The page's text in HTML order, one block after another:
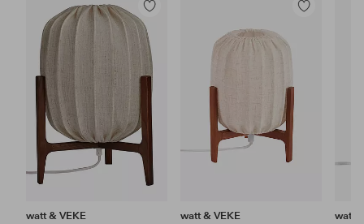
Lisää
suosikkeihin
watt & VEKE
Lisää
watt & VEKE
watt